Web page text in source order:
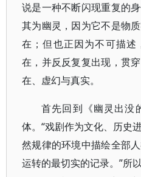
说是一种不断闪现重复的
其为幽灵，因为它不是物
在；但也正因为不可描述
在，并反反复复出现，贯
在、虚幻与真实。
首先回到《幽灵出没
体。“戏剧作为文化、历史
然规律的环境中描绘全部
运转的最切实的记录。”所